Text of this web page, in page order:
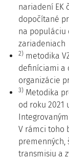
nariadení EK
dopočítané
na populáciu
zariadeniach
2) metodika
definíciami a
organizácie
3) Metodika
od roku 2021
V rámci toho
premenných,
transmisiu a